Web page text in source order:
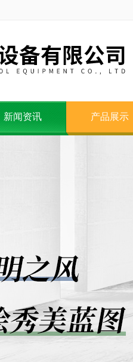
新闻资讯 产品展示